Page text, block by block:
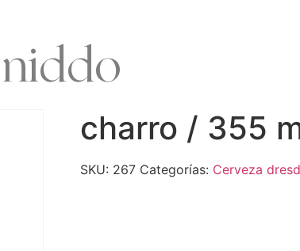
niddo
charro / 355
SKU: 267 Categorías: Cerveza